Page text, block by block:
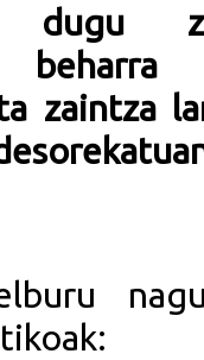
dugu
beharra
zaintza